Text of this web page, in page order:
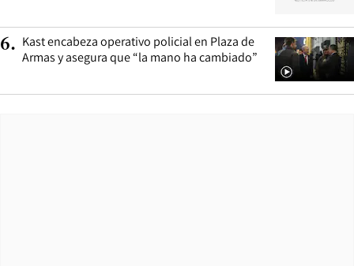
6. Kast encabeza operativo policial en Plaza de
Armas y asegura que “la mano ha cambiado”